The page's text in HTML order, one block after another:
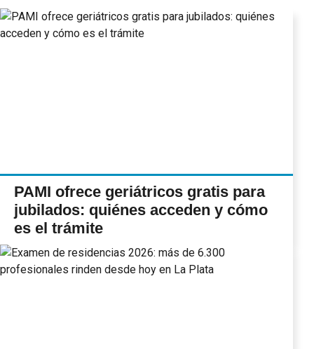
PAMI ofrece geriátricos gratis para
jubilados: quiénes acceden y cómo
es el trámite